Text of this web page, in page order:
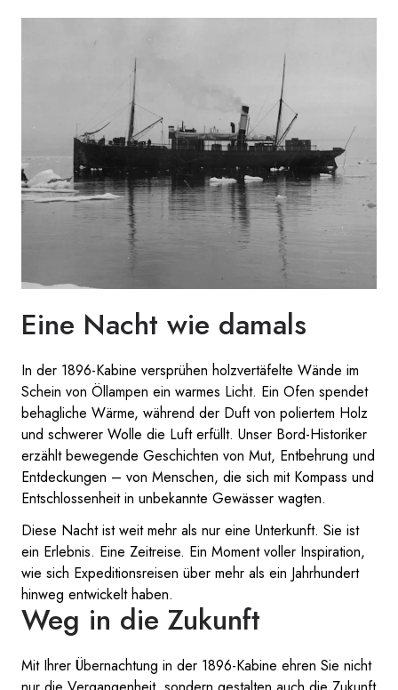
Eine Nacht wie damals
In der 1896-Kabine versprühen holzvertäfelte Wände im
Schein von Öllampen ein warmes Licht. Ein Ofen spendet
behagliche Wärme, während der Duft von poliertem Holz
und schwerer Wolle die Luft erfüllt. Unser Bord-Historiker
erzählt bewegende Geschichten von Mut, Entbehrung und
Entdeckungen – von Menschen, die sich mit Kompass und
Entschlossenheit in unbekannte Gewässer wagten.
Diese Nacht ist weit mehr als nur eine Unterkunft. Sie ist
ein Erlebnis. Eine Zeitreise. Ein Moment voller Inspiration,
wie sich Expeditionsreisen über mehr als ein Jahrhundert
hinweg entwickelt haben.
Weg in die Zukunft
Mit Ihrer Übernachtung in der 1896-Kabine ehren Sie nicht